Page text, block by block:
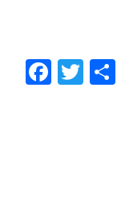
F
ac
T
w